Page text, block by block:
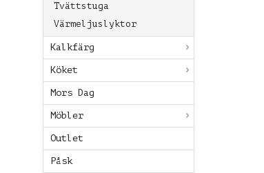
Tvättstuga
Värmeljuslyktor
Kalkfärg
Köket
Mors Dag
Möbler
Outlet
Påsk